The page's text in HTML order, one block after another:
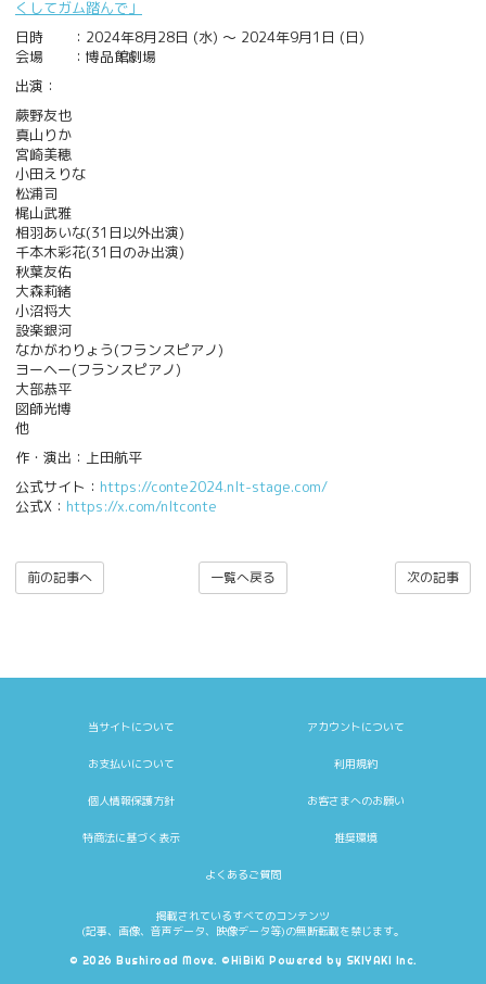
くしてガム踏んで」
日時 ：2024年8月28日 (水) 〜 2024年9月1日 (日)
会場 ：博品館劇場
出演：
蕨野友也
真山りか
宮崎美穂
小田えりな
松浦司
梶山武雅
相羽あいな(31日以外出演)
千本木彩花(31日のみ出演)
秋葉友佑
大森莉緒
小沼将大
設楽銀河
なかがわりょう(フランスピアノ)
ヨーヘー(フランスピアノ)
大部恭平
図師光博
他
作・演出：上田航平
公式サイト： https://conte2024.nlt-stage.com/
公式X： https://x.com/nltconte
次の記事
一覧へ戻る
前の記事へ
当サイトについて アカウントについて
お支払いについて 利用規約
個人情報保護方針 お客さまへのお願い
特商法に基づく表示 推奨環境
よくあるご質問
掲載されているすべてのコンテンツ
(記事、画像、音声データ、映像データ等)の無断転載を禁じます。
© 2026 Bushiroad Move. ©HiBiKi Powered by SKIYAKI Inc.